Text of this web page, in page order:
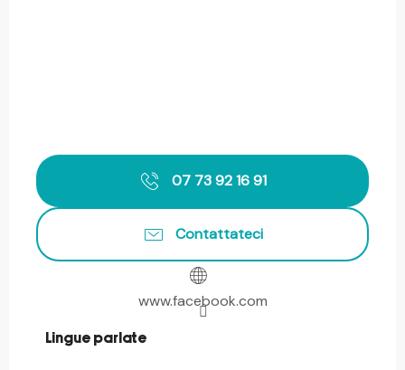
07 73 92 16 91
Contattateci
www.facebook.com
Lingue parlate
Lingue parlate